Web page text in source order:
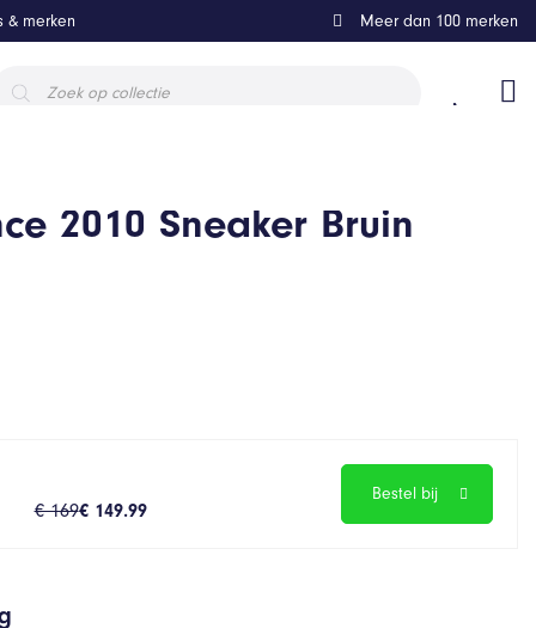
zoeken
& merken Meer dan 100 merken
2010 Sneaker Bruin
€ 169€ 149.99
Bestel bij